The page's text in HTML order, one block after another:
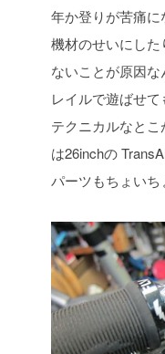
年か登りが苦痛に
機材のせいにし
ないことが原因な
レイルで遊ばせて
テクニカルなと
は26inchの
パーツもちょいち